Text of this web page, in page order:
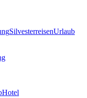
SilvesterreisenUrlaub
Hotel